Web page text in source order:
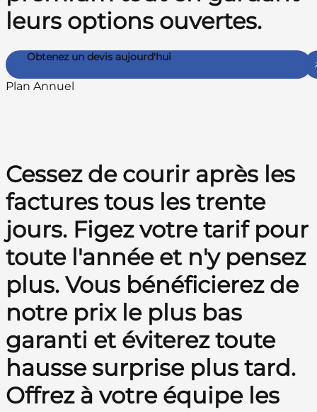
leurs options ouvertes.
Obtenez un devis aujourd'hui
Plan Annuel
Cessez de courir après les
factures tous les trente
jours. Figez votre tarif pour
toute l'année et n'y pensez
plus. Vous bénéficierez de
notre prix le plus bas
garanti et éviterez toute
hausse surprise plus tard.
Offrez à votre équipe les